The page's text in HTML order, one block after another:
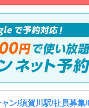
ン/須賀川駅/社員募集